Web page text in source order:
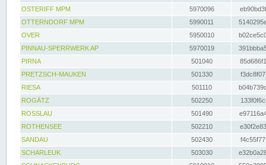
OSTERIFF MPM
5970096
OTTERNDORF MPM
5990011
OVER
5950010
PINNAU-SPERRWERK AP
5970019
PIRNA
501040
PRETZSCH-MAUKEN
501330
RIESA
501110
ROGÄTZ
502250
ROSSLAU
501490
ROTHENSEE
502210
SANDAU
502430
SCHARLEUK
503030